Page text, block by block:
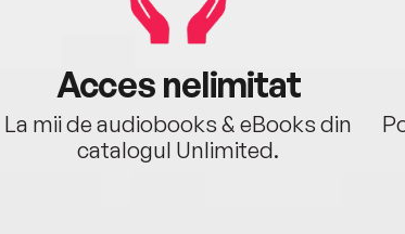
Acces nelimitat
La mii de audiobooks & eBooks din
catalogul Unlimited.